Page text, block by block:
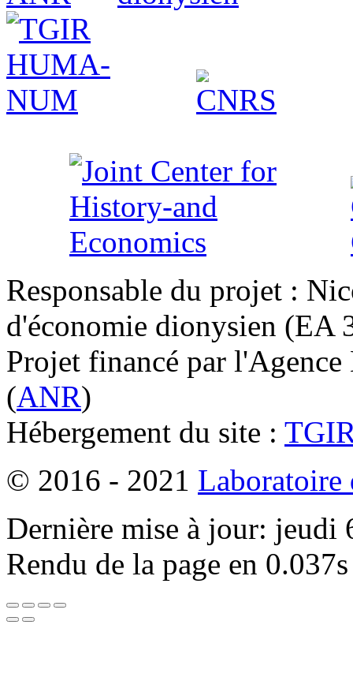
Responsable du projet :
d'économie dionysien
Projet financé par l'Agence
(ANR)
Hébergement du site :
© 2016 - 2021 Laboratoire
Dernière mise à jour:
Rendu de la page en 0.037s